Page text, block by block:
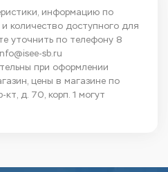
информацию по
количество доступного для
уточнить по телефону 8
sb.ru
при оформлении
цены в магазине по
д. 70, корп. 1 могут